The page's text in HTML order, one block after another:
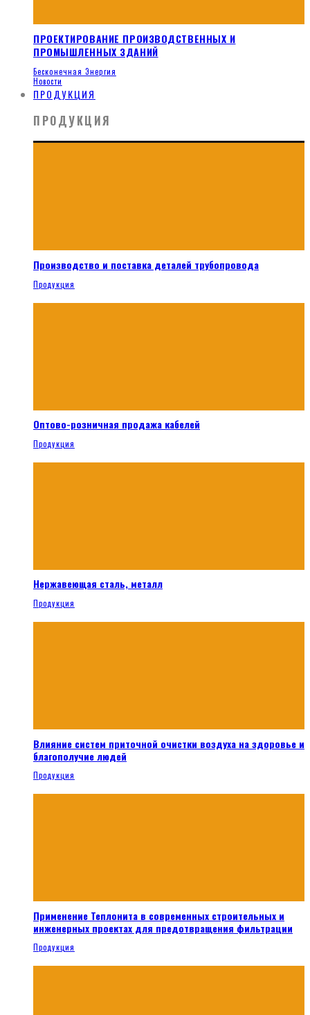
ПРОЕКТИРОВАНИЕ ПРОИЗВОДСТВЕННЫХ И
ПРОМЫШЛЕННЫХ ЗДАНИЙ
Бесконечная Энергия
Новости
ПРОДУКЦИЯ
ПРОДУКЦИЯ
Производство и поставка деталей трубопровода
Продукция
Оптово-розничная продажа кабелей
Продукция
Нержавеющая сталь, металл
Продукция
Влияние систем приточной очистки воздуха на здоровье и
благополучие людей
Продукция
Применение Теплонита в современных строительных и
инженерных проектах для предотвращения фильтрации
Продукция